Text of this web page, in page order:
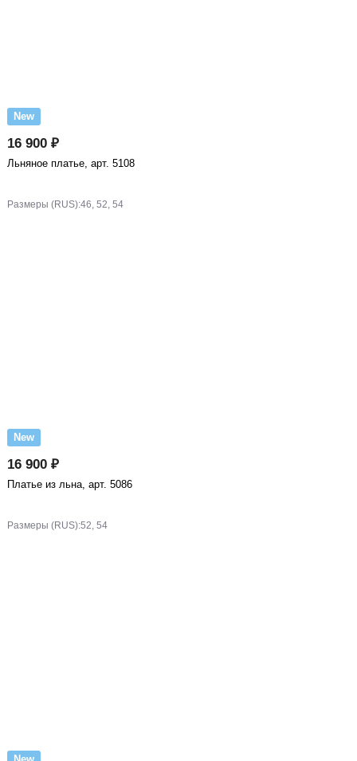
New
16 900 ₽
Льняное платье, арт. 5108
Размеры (RUS):46, 52, 54
New
16 900 ₽
Платье из льна, арт. 5086
Размеры (RUS):52, 54